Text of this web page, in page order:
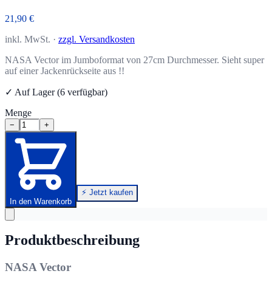
21,90 €
inkl. MwSt. · zzgl. Versandkosten
NASA Vector im Jumboformat von 27cm Durchmesser. Sieht super
auf einer Jackenrückseite aus !!
✓ Auf Lager (6 verfügbar)
Menge
− +
In den Warenkorb
⚡ Jetzt kaufen
Produktbeschreibung
NASA Vector